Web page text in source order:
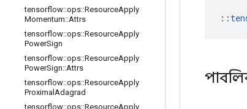
tensorflow::ops::ResourceApply
Momentum::Attrs
tensorflow::ops::ResourceApply
PowerSign
tensorflow::ops::ResourceApply
PowerSign::Attrs
tensorflow::ops::ResourceApply
Proximal Adagrad
tensorflow::ops::ResourceApply
::